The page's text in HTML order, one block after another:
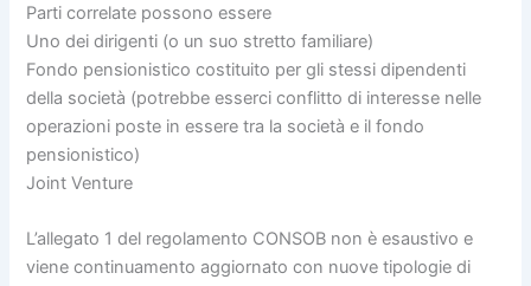
Parti correlate possono essere
Uno dei dirigenti (o un suo stretto familiare)
Fondo pensionistico costituito per gli stessi dipendenti
della società (potrebbe esserci conflitto di interesse nelle
operazioni poste in essere tra la società e il fondo
pensionistico)
Joint Venture
L’allegato 1 del regolamento CONSOB non è esaustivo e
viene continuamento aggiornato con nuove tipologie di